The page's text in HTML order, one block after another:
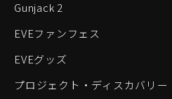
Gunjack 2
EVEファンフェス
EVEグッズ
プロジェクト・ディスカバリー